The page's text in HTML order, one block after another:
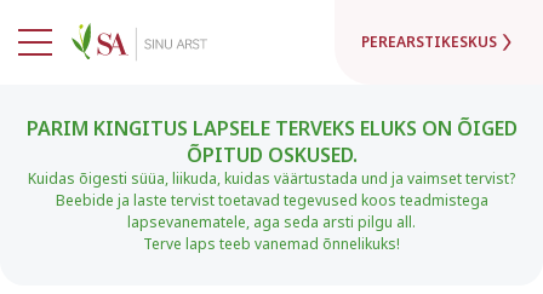
PEREARSTIKESKUS
PARIM KINGITUS LAPSELE TERVEKS ELUKS ON ÕIGED
ÕPITUD OSKUSED.
Kuidas õigesti süüa, liikuda, kuidas väärtustada und ja vaimset tervist?
Beebide ja laste tervist toetavad tegevused koos teadmistega
lapsevanematele, aga seda arsti pilgu all.
Terve laps teeb vanemad õnnelikuks!